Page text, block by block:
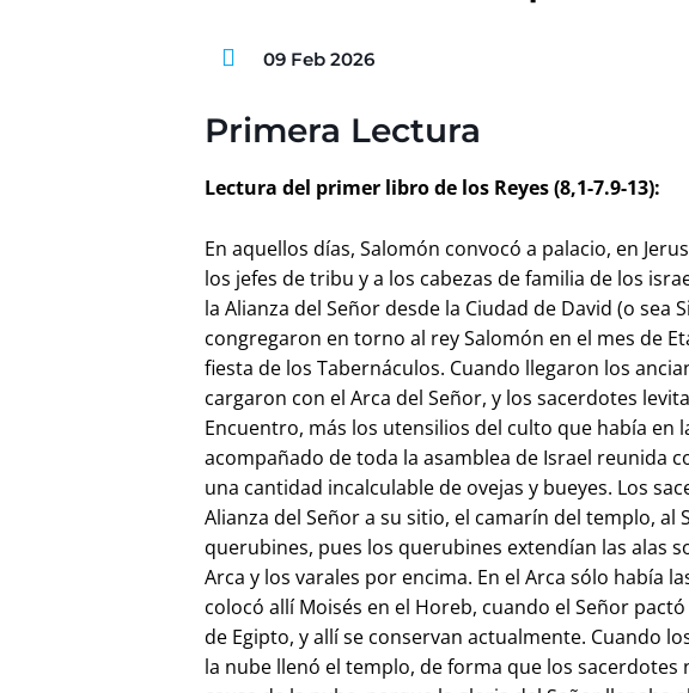
09 Feb 2026
Primera Lectura
Lectura del primer libro de los Reyes (8,1-7.9-13):
En aquellos días, Salomón convocó a palacio, en
los jefes de tribu y a los cabezas de familia de los
la Alianza del Señor desde la Ciudad de David (o sea
congregaron en torno al rey Salomón en el mes de
fiesta de los Tabernáculos. Cuando llegaron los
cargaron con el Arca del Señor, y los sacerdotes
Encuentro, más los utensilios del culto que había en
acompañado de toda la asamblea de Israel reunida
una cantidad incalculable de ovejas y bueyes. Los
Alianza del Señor a su sitio, el camarín del templo, al
querubines, pues los querubines extendían las alas
Arca y los varales por encima. En el Arca sólo había
colocó allí Moisés en el Horeb, cuando el Señor
de Egipto, y allí se conservan actualmente. Cuando
la nube llenó el templo, de forma que los sacerdotes